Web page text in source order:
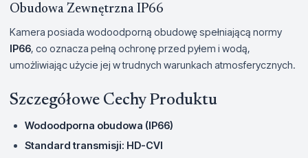
Obudowa Zewnętrzna IP66
Kamera posiada wodoodporną obudowę spełniającą normy
IP66, co oznacza pełną ochronę przed pyłem i wodą,
umożliwiając użycie jej w trudnych warunkach atmosferycznych.
Szczegółowe Cechy Produktu
Wodoodporna obudowa (IP66)
Standard transmisji: HD-CVI